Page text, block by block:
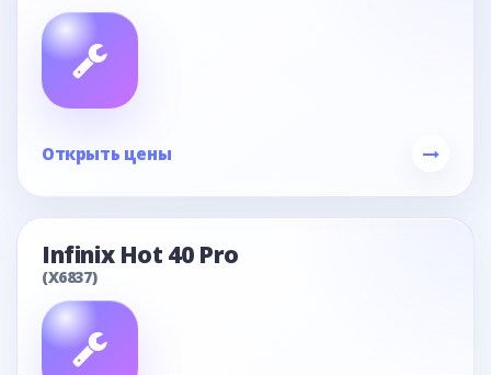
Открыть цены
Infinix Hot 40 Pro
(X6837)